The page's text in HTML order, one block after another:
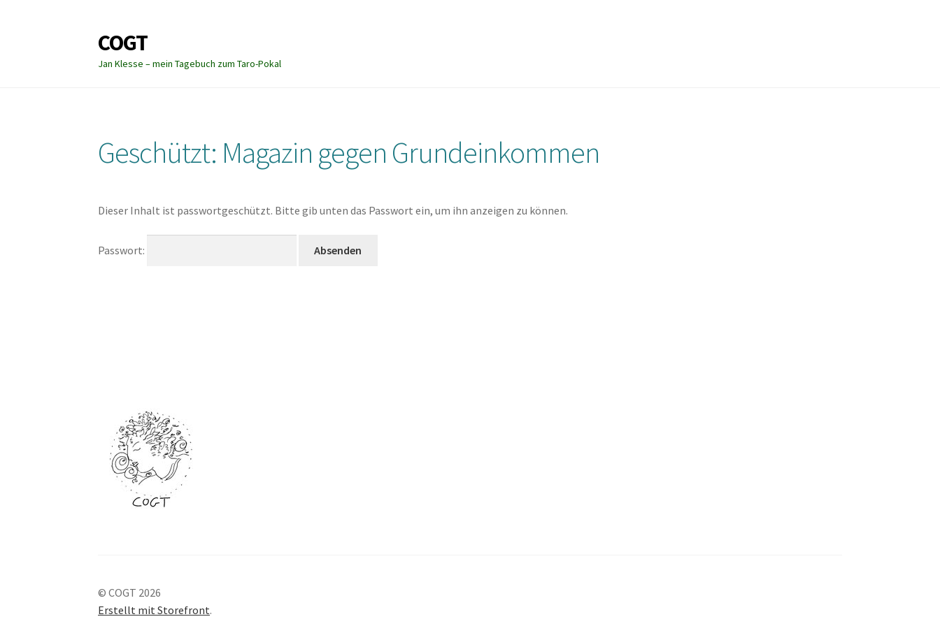
Zur
Navigation
springen
Zum
Inhalt
springen
COGT
Jan Klesse – mein Tagebuch zum Taro-Pokal
Geschützt: Magazin gegen Grundeinkommen
Dieser Inhalt ist passwortgeschützt. Bitte gib unten das Passwort ein, um ihn anzeigen zu können.
Passwort:
© COGT 2026
Erstellt mit Storefront.